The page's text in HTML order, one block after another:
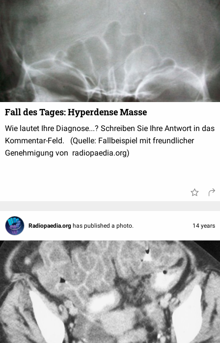
Fall des Tages: Hyperdense Masse
Wie lautet Ihre Diagnose...? Schreiben Sie Ihre Antwort in das
Kommentar-Feld. (Quelle: Fallbeispiel mit freundlicher
Genehmigung von radiopaedia.org)
Radiopaedia.org has published a photo. 14 years